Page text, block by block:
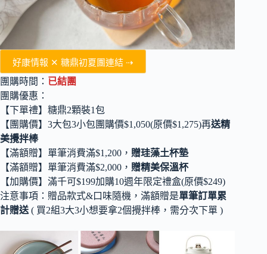
好康情報 ✕ 糖鼎初夏團連結 ⇢
團購時間： 已結團
團購優惠：
【下單禮】糖鼎2顆裝1包
【團購價】3大包3小包團購價$1,050(原價$1,275)再送精
美攪拌棒
【滿額贈】單筆消費滿$1,200， 贈珪藻土杯墊
【滿額贈】單筆消費滿$2,000， 贈精美保溫杯
【加購價】滿千可$199加購10週年限定禮盒(原價$249)
注意事項：贈品款式&口味隨機，滿額贈是單筆訂單累
計贈送 ( 買2組3大3小想要拿2個攪拌棒，需分次下單 )